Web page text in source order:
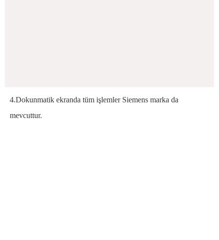
4.Dokunmatik ekranda tüm işlemler Siemens marka da
mevcuttur.